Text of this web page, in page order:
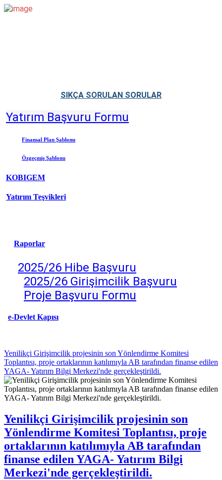
SIKÇA SORULAN SORULAR
Yatırım Başvuru Formu
Finansal Plan Şablonu
Özgeçmiş Şablonu
KOBIGEM
Yatırım Teşvikleri
Raporlar
2025/26 Hibe Başvuru
2025/26 Girişimcilik Başvuru
Proje Başvuru Formu
e-Devlet Kapısı
Yenilikçi Girişimcilik projesinin son Yönlendirme Komitesi
Toplantısı, proje ortaklarının katılımıyla AB tarafından finanse edilen
YAGA- Yatırım Bilgi Merkezi'nde gerçekleştirildi.
Yenilikçi Girişimcilik projesinin son
Yönlendirme Komitesi Toplantısı, proje
ortaklarının katılımıyla AB tarafından
finanse edilen YAGA- Yatırım Bilgi
Merkezi'nde gerçekleştirildi.